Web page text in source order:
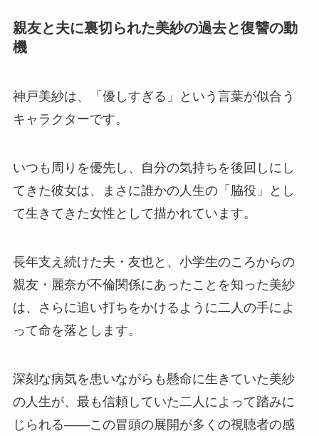
親友と夫に裏切られた美紗の過去と復讐の動
機
神戸美紗は、「優しすぎる」という言葉が似合う
キャラクターです。
いつも周りを優先し、自分の気持ちを後回しにし
てきた彼女は、まさに誰かの人生の「脇役」とし
て生きてきた女性として描かれています。
長年支え続けた夫・友也と、小学生のころからの
親友・麗奈が不倫関係にあったことを知った美紗
は、さらに追い打ちをかけるように二人の手によ
って命を落とします。
深刻な病気を患いながらも懸命に生きていた美紗
の人生が、最も信頼していた二人によって踏みに
じられる——この冒頭の展開が多くの視聴者の感